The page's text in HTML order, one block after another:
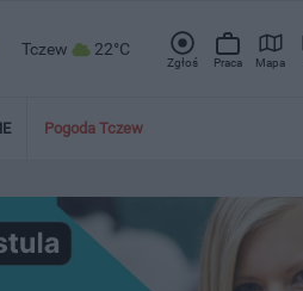
Tczew 22°C
Zgłoś Praca Mapa
Pogoda Tczew